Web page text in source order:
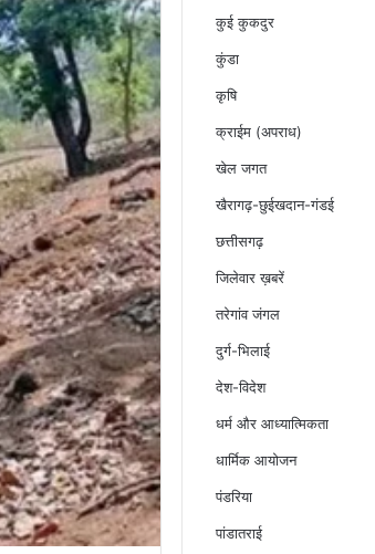
कुई कुकदुर
कुंडा
कृषि
क्राईम (अपराध)
खेल जगत
खैरागढ़-छुईखदान-गंडई
छत्तीसगढ़
जिलेवार ख़बरें
तरेगांव जंगल
दुर्ग-भिलाई
देश-विदेश
धर्म और आध्यात्मिकता
धार्मिक आयोजन
पंडरिया
पांडातराई